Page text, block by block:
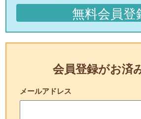
無料会員登
会員登録がお済
メールアドレス